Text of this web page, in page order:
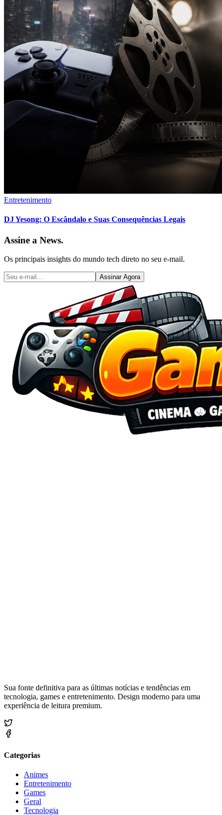
Entretenimento
DJ Yesong: O Escândalo e Suas Consequências Legais
Assine a News.
Os principais insights do mundo tech direto no seu e-mail.
Assinar Agora
Sua fonte definitiva para as últimas notícias e tendências em
tecnologia, games e entretenimento. Design moderno para uma
experiência de leitura premium.
Categorias
Animes
Entretenimento
Games
Geral
Tecnologia